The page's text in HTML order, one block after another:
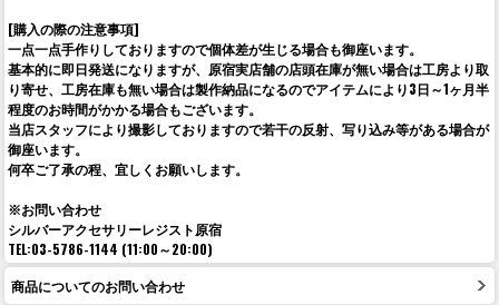
[購入の際の注意事項]
一点一点手作りしておりますので個体差が生じる場合も御座います。
基本的に即日発送になりますが、原宿実店舗の店頭在庫が無い場合は工房より取
り寄せ、工房在庫も無い場合は製作納品になるのでアイテムにより3日～1ヶ月半
程度のお時間がかかる場合もございます。
当店スタッフにより撮影しておりますので若干の反射、写り込み等がある場合が
御座います。
何卒ご了承の程、宜しくお願いします。
※お問い合わせ
シルバーアクセサリーレジスト原宿
TEL:03-5786-1144 (11:00～20:00)
商品についてのお問い合わせ